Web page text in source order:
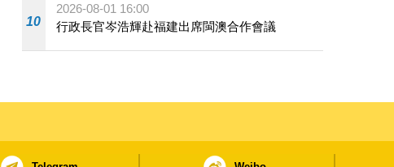
10
2026-08-01 16:00
行政長官岑浩輝赴福建出席閩澳合作會議